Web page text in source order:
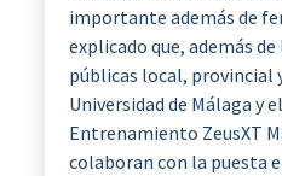
importante además de
explicado que, además
públicas local, provincial
Universidad de Málaga y
Entrenamiento ZeusXT
colaboran con la puesta